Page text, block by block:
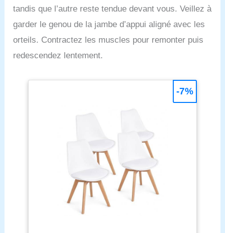
tandis que l’autre reste tendue devant vous. Veillez à
garder le genou de la jambe d’appui aligné avec les
orteils. Contractez les muscles pour remonter puis
redescendez lentement.
-7%